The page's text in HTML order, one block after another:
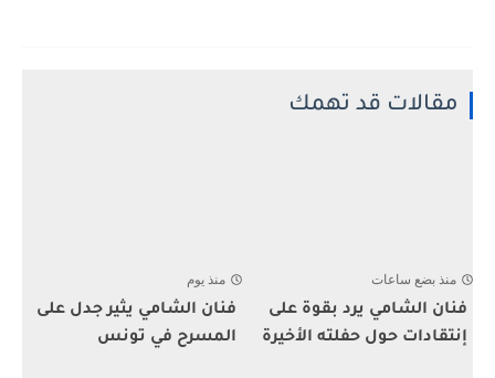
مقالات قد تهمك
منذ بضع ساعات
فنان الشامي يرد بقوة على
إنتقادات حول حفلته الأخيرة
منذ يوم
فنان الشامي يثير جدل على
المسرح في تونس